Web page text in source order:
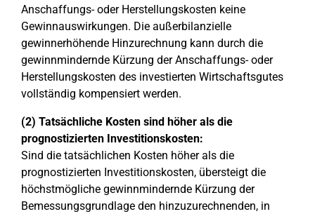
Anschaffungs- oder Herstellungskosten keine
Gewinnauswirkungen. Die außerbilanzielle
gewinnerhöhende Hinzurechnung kann durch die
gewinnmindernde Kürzung der Anschaffungs- oder
Herstellungskosten des investierten Wirtschaftsgutes
vollständig kompensiert werden.
(2) Tatsächliche Kosten sind höher als die
prognostizierten Investitionskosten:
Sind die tatsächlichen Kosten höher als die
prognostizierten Investitionskosten, übersteigt die
höchstmögliche gewinnmindernde Kürzung der
Bemessungsgrundlage den hinzuzurechnenden, in